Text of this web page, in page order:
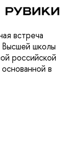
встреча
школы
российской
в